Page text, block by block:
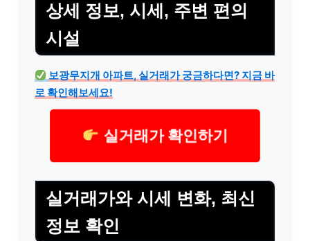
상세 정보, 시세, 주변 편의
시설
보광무지개 아파트, 실거래가 궁금하다면? 지금 바
로 확인해보세요!
실거래가 확인하기
실거래가와 시세 변화, 최신
정보 확인